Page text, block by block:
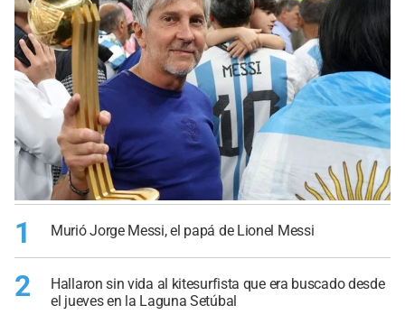
1 Murió Jorge Messi, el papá de Lionel Messi
2
Hallaron sin vida al kitesurfista que era buscado desde
el jueves en la Laguna Setúbal